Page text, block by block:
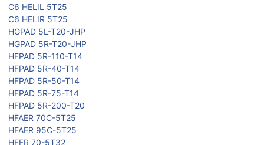
C6 HELIL 5T25
C6 HELIR 5T25
HGPAD 5L-T20-JHP
HGPAD 5R-T20-JHP
HFPAD 5R-110-T14
HFPAD 5R-40-T14
HFPAD 5R-50-T14
HFPAD 5R-75-T14
HFPAD 5R-200-T20
HFAER 70C-5T25
HFAER 95C-5T25
HFFR 70-5T32